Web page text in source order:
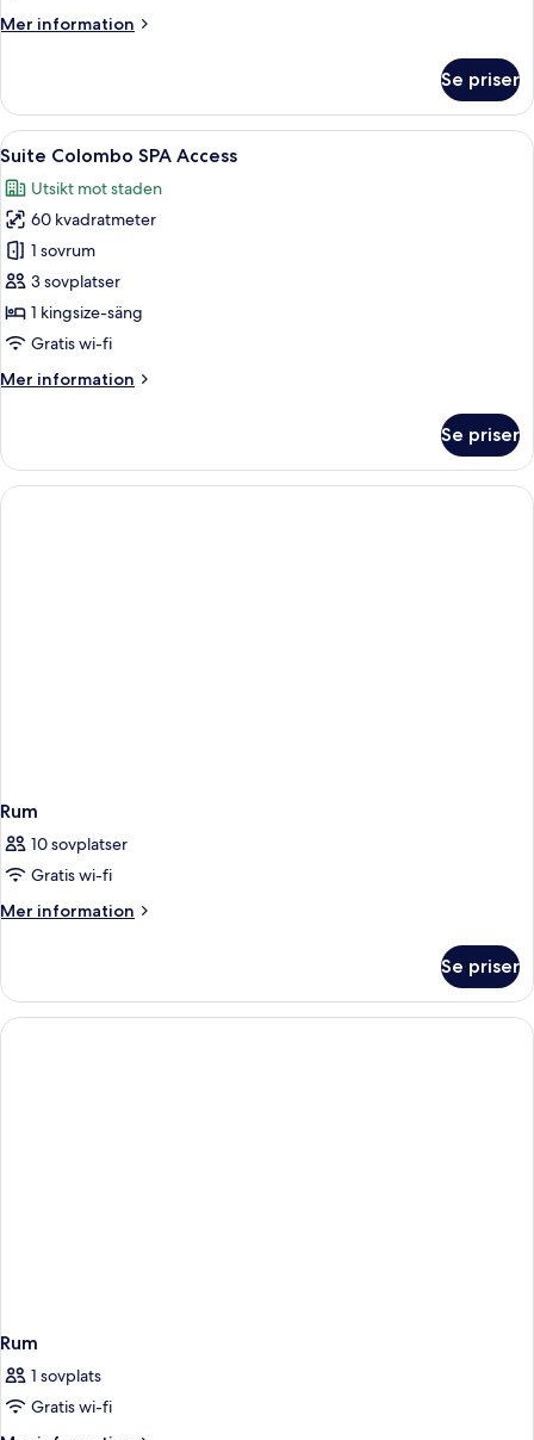
Mer information
Mer
Terrace
SPA
Access
Se priser
Öppna
alla
foton
för
Suite
Colombo
SPA
Access
Ett modernt vardagsrum med en
10
Suite Colombo SPA Access
Utsikt mot staden
60 kvadratmeter
1 sovrum
3 sovplatser
1 kingsize-säng
Gratis wi-fi
Mer information
Mer
Colombo
SPA
Access
Se priser
Rum
10 sovplatser
Gratis wi-fi
Mer information
Mer
Se priser
Rum
1 sovplats
Gratis wi-fi